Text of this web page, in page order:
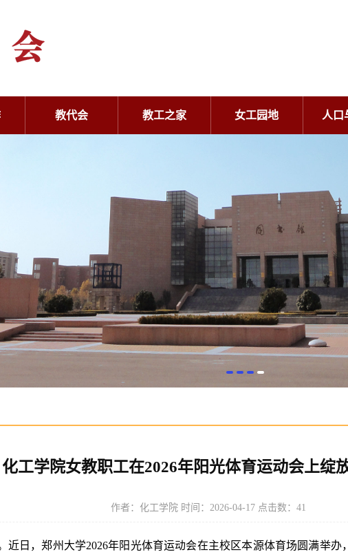
教代会 教工之家 女工园地 人口
化工学院女教职工在2026年阳光体育运动会上绽
作者：化工学院 时间：2026-04-17 点击数： 41
近日，郑州大学2026年阳光体育运动会在主校区本源体育场圆满举